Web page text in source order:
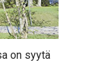
on syytä